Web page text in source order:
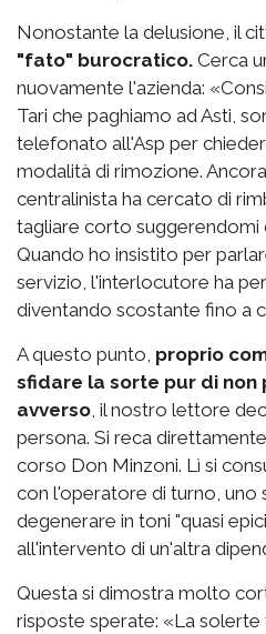
Nonostante la delusione, il
"fato" burocratico. Cerca
nuovamente l'azienda:
Tari che paghiamo ad Asti,
telefonato all'Asp per
modalità di rimozione.
centralinista ha cercato di
tagliare corto suggerendomi
Quando ho insistito per
servizio, l'interlocutore ha
diventando scostante fino a
A questo punto, proprio
sfidare la sorte pur di non
avverso , il nostro lettore
persona. Si reca
corso Don Minzoni. Lì si
con l'operatore di turno,
degenerare in toni "quasi
all'intervento di un'altra
Questa si dimostra molto
risposte sperate: «La solerte